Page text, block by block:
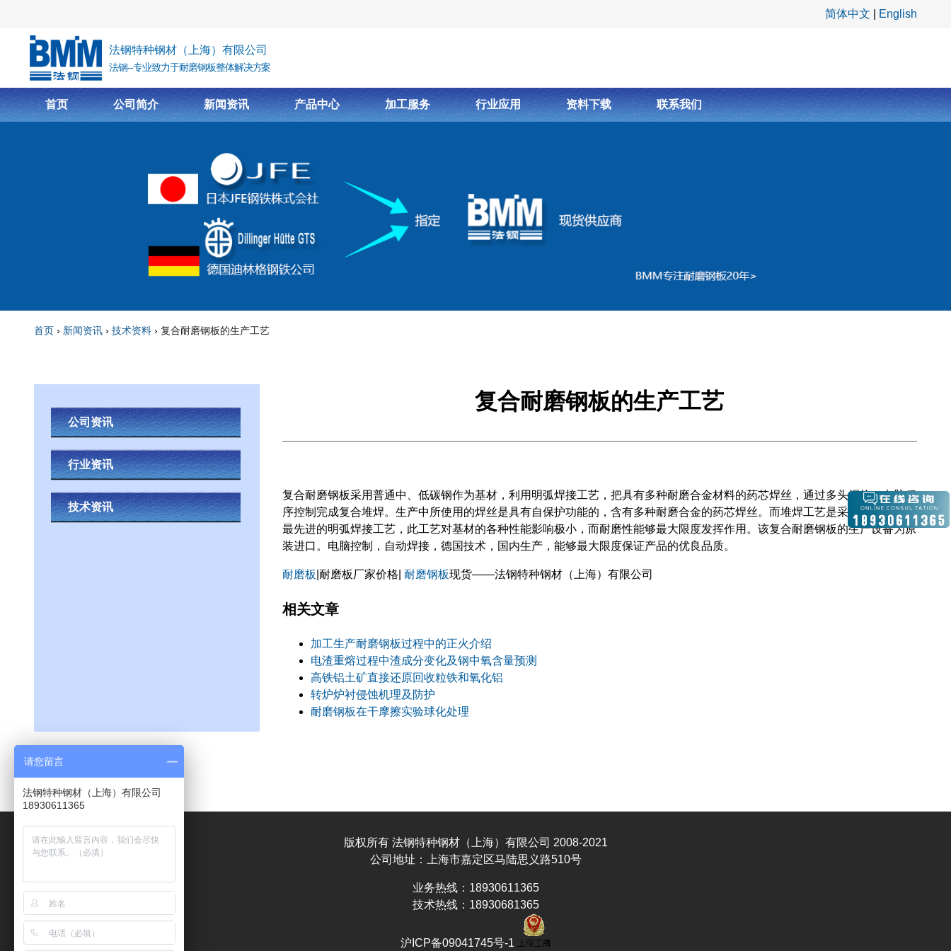
简体中文 English
法钢特种钢材（上海）有限公司
法钢--专业致力于耐磨钢板整体解决方案
首页 公司简介 新闻资讯 产品中心 加工服务 行业应用 资料下载 联系我们
首页 › 新闻资讯 › 技术资料 › 复合耐磨钢板的生产工艺
复合耐磨钢板的生产工艺
复合耐磨钢板采用普通中、低碳钢作为基材，利用明弧焊接工艺，把具有多种耐磨合金材料的药芯焊丝，通过多头焊枪，电脑程
序控制完成复合堆焊。生产中所使用的焊丝是具有自保护功能的，含有多种耐磨合金的药芯焊丝。而堆焊工艺是采用目前世界上
最先进的明弧焊接工艺，此工艺对基材的各种性能影响极小，而耐磨性能够最大限度发挥作用。该复合耐磨钢板的生产设备为原
装进口。电脑控制，自动焊接，德国技术，国内生产，能够最大限度保证产品的优良品质。
耐磨板 |耐磨板厂家价格| 耐磨钢板现货——法钢特种钢材（上海）有限公司
相关文章
加工生产耐磨钢板过程中的正火介绍
电渣重熔过程中渣成分变化及钢中氧含量预测
高铁铝土矿直接还原回收粒铁和氧化铝
转炉炉衬侵蚀机理及防护
耐磨钢板在干摩擦实验球化处理
公司资讯
行业资讯
技术资讯
版权所有 法钢特种钢材（上海）有限公司 2008-2021
公司地址：上海市嘉定区马陆思义路510号
业务热线：18930611365
技术热线：18930681365
沪ICP备09041745号-1
请您留言
法钢特种钢材（上海）有限公司
18930611365